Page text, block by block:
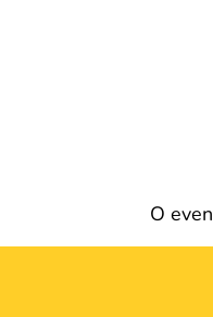
O